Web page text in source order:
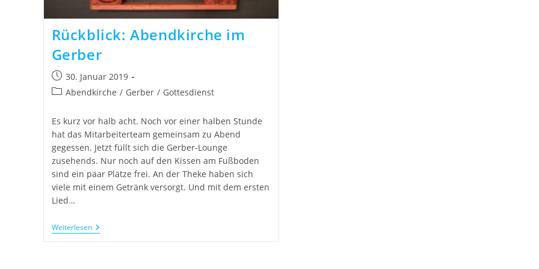
Rückblick: Abendkirche im
Gerber
30. Januar 2019
Abendkirche / Gerber / Gottesdienst
Es kurz vor halb acht. Noch vor einer halben Stunde
hat das Mitarbeiterteam gemeinsam zu Abend
gegessen. Jetzt füllt sich die Gerber-Lounge
zusehends. Nur noch auf den Kissen am Fußboden
sind ein paar Plätze frei. An der Theke haben sich
viele mit einem Getränk versorgt. Und mit dem ersten
Lied…
Weiterlesen